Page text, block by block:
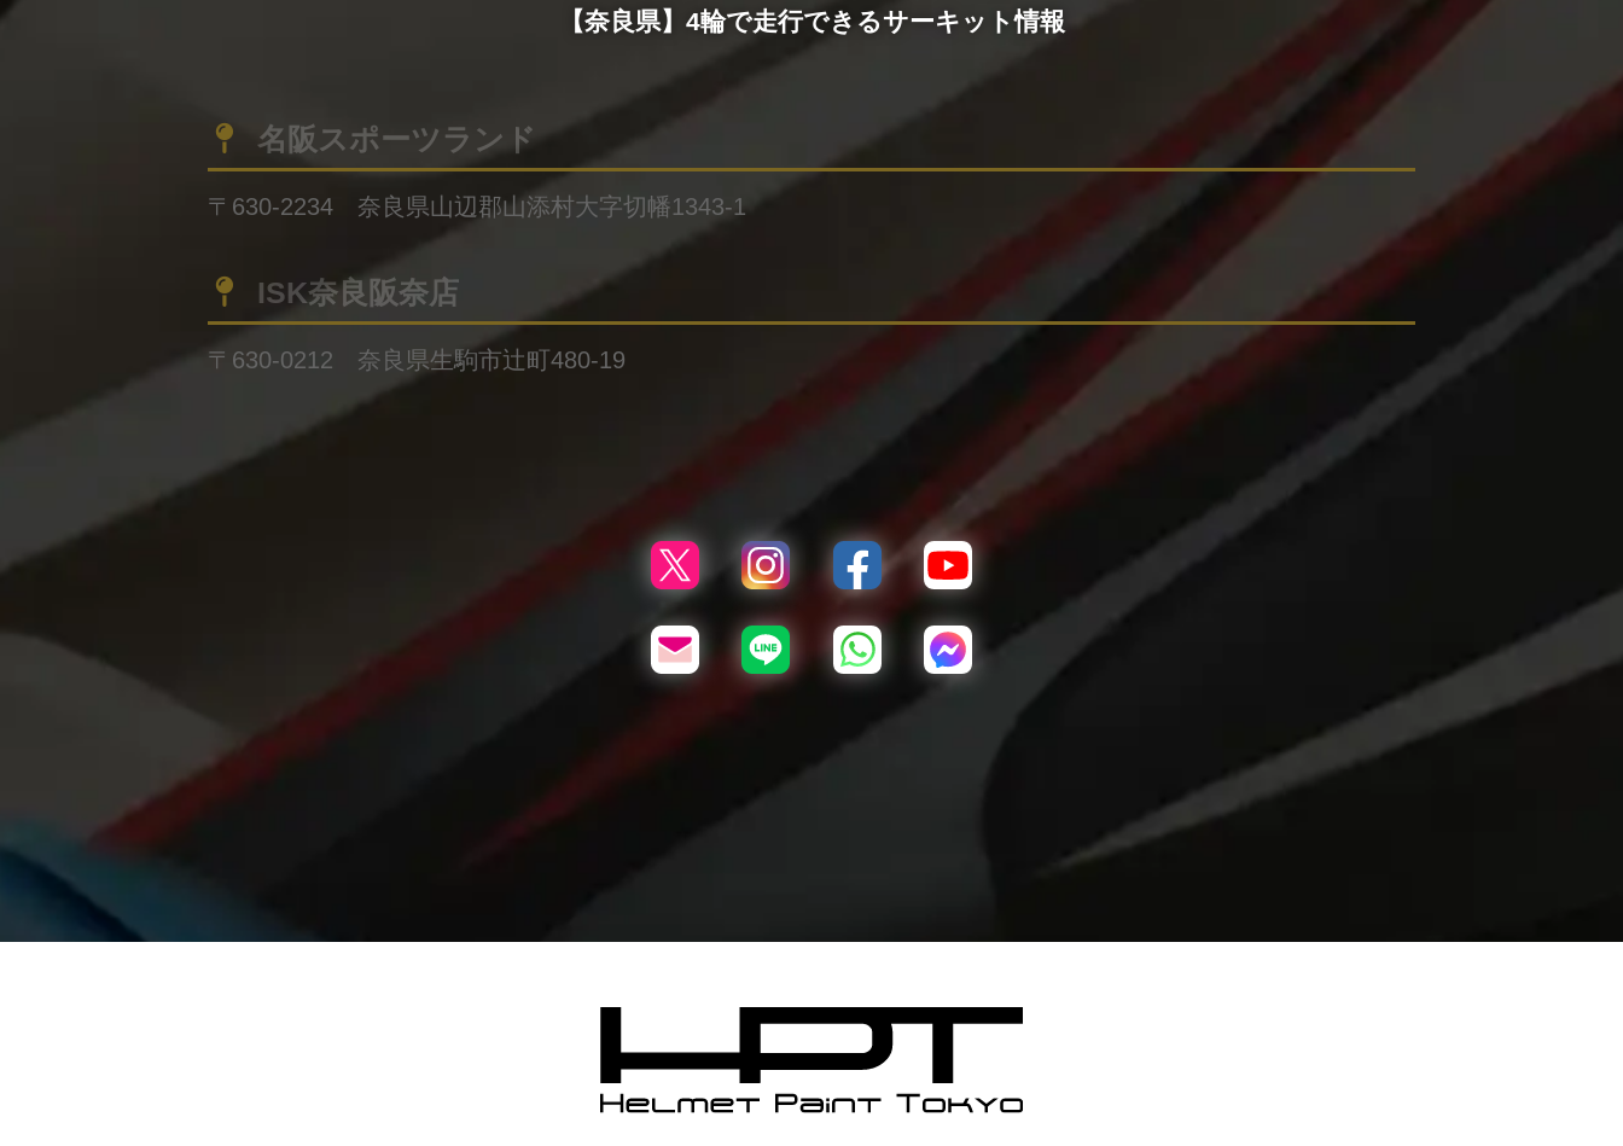
【奈良県】4輪で走行できるサーキット情報
名阪スポーツランド
〒630-2234 奈良県山辺郡山添村大字切幡1343-1
ISK奈良阪奈店
〒630-0212 奈良県生駒市辻町480-19